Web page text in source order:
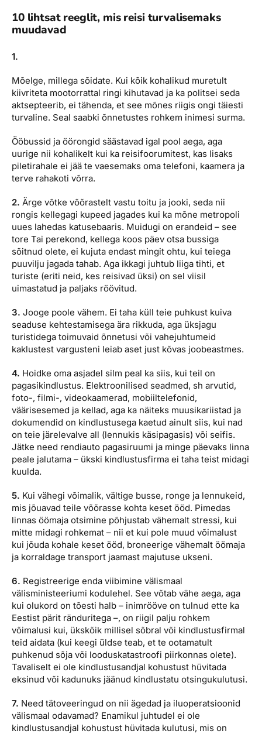
Reisikonsultandi teenus
10 lihtsat reeglit, mis reisi turvalisemaks
muudavad
1.
Mõelge, millega sõidate. Kui kõik kohalikud muretult
kiivriteta mootorrattal ringi kihutavad ja ka politsei seda
aktsepteerib, ei tähenda, et see mõnes riigis ongi täiesti
turvaline. Seal saabki õnnetustes rohkem inimesi surma.
Ööbussid ja öörongid säästavad igal pool aega, aga
uurige nii kohalikelt kui ka reisifoorumitest, kas lisaks
piletirahale ei jää te vaesemaks oma telefoni, kaamera ja
terve rahakoti võrra.
2. Ärge võtke võõrastelt vastu toitu ja jooki, seda nii
rongis kellegagi kupeed jagades kui ka mõne metropoli
uues lahedas katusebaaris. Muidugi on erandeid – see
tore Tai perekond, kellega koos päev otsa bussiga
sõitnud olete, ei kujuta endast mingit ohtu, kui teiega
puuvilju jagada tahab. Aga ikkagi juhtub liiga tihti, et
turiste (eriti neid, kes reisivad üksi) on sel viisil
uimastatud ja paljaks röövitud.
3. Jooge poole vähem. Ei taha küll teie puhkust kuiva
seaduse kehtestamisega ära rikkuda, aga üksjagu
turistidega toimuvaid õnnetusi või vahejuhtumeid
kaklustest vargusteni leiab aset just kõvas joobeastmes.
4. Hoidke oma asjadel silm peal ka siis, kui teil on
pagasikindlustus. Elektroonilised seadmed, sh arvutid,
foto-, filmi-, videokaamerad, mobiiltelefonid,
väärisesemed ja kellad, aga ka näiteks muusikariistad ja
dokumendid on kindlustusega kaetud ainult siis, kui nad
on teie järelevalve all (lennukis käsipagasis) või seifis.
Jätke need rendiauto pagasiruumi ja minge päevaks linna
peale jalutama – ükski kindlustusfirma ei taha teist midagi
kuulda.
5. Kui vähegi võimalik, vältige busse, ronge ja lennukeid,
mis jõuavad teile võõrasse kohta keset ööd. Pimedas
linnas öömaja otsimine põhjustab vähemalt stressi, kui
mitte midagi rohkemat – nii et kui pole muud võimalust
kui jõuda kohale keset ööd, broneerige vähemalt öömaja
ja korraldage transport jaamast majutuse ukseni.
6. Registreerige enda viibimine välismaal
välisministeeriumi kodulehel. See võtab vähe aega, aga
kui olukord on tõesti halb – inimrööve on tulnud ette ka
Eestist pärit ränduritega –, on riigil palju rohkem
võimalusi kui, ükskõik millisel sõbral või kindlustusfirmal
teid aidata (kui keegi üldse teab, et te ootamatult
puhkenud sõja või looduskatastroofi piirkonnas olete).
Tavaliselt ei ole kindlustusandjal kohustust hüvitada
eksinud või kadunuks jäänud kindlustatu otsingukulutusi.
7. Need tätoveeringud on nii ägedad ja iluoperatsioonid
välismaal odavamad? Enamikul juhtudel ei ole
kindlustusandjal kohustust hüvitada kulutusi, mis on